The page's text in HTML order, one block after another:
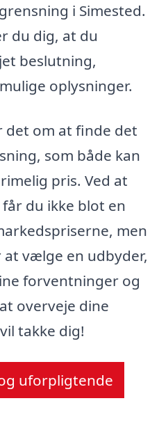
i Simested.
du dig, at du
beslutning,
oplysninger.
det om at finde det
som både kan
pris. Ved at
du ikke blot en
men
vælge en udbyder,
forventninger og
overveje dine
takke dig!
uforpligtende